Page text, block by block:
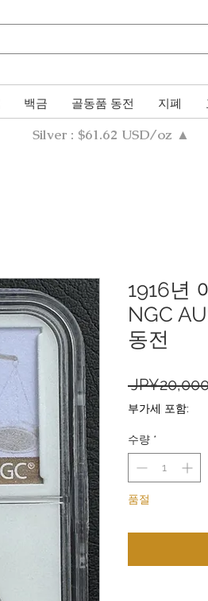
백금 골동품 동전 지폐
Silver : $61.62 USD/oz ▲
1916년
NGC
동전
부가세 포함:
수량 *
품절